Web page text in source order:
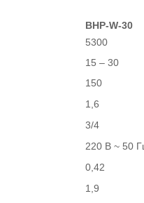
BHP-W-30
5300
15 – 30
150
1,6
3/4
220 В ~ 50
0,42
1,9